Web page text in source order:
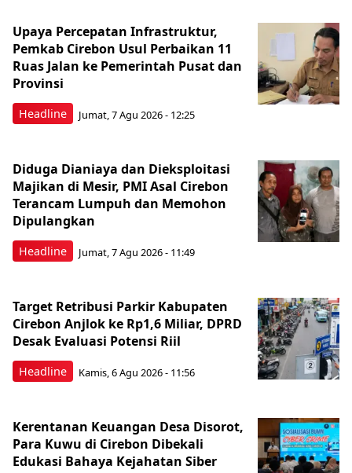
Headline
Upaya Percepatan Infrastruktur,
Pemkab Cirebon Usul Perbaikan 11
Ruas Jalan ke Pemerintah Pusat dan
Provinsi
Jumat, 7 Agu 2026 - 12:25
Headline
Diduga Dianiaya dan Dieksploitasi
Majikan di Mesir, PMI Asal Cirebon
Terancam Lumpuh dan Memohon
Dipulangkan
Jumat, 7 Agu 2026 - 11:49
Headline
Target Retribusi Parkir Kabupaten
Cirebon Anjlok ke Rp1,6 Miliar, DPRD
Desak Evaluasi Potensi Riil
Kamis, 6 Agu 2026 - 11:56
Kerentanan Keuangan Desa Disorot,
Para Kuwu di Cirebon Dibekali
Edukasi Bahaya Kejahatan Siber